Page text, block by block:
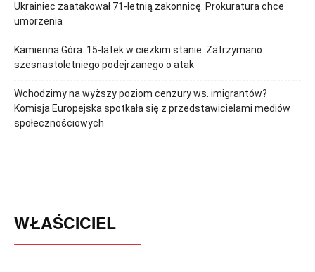
Ukrainiec zaatakował 71-letnią zakonnicę. Prokuratura chce
umorzenia
Kamienna Góra. 15-latek w cieżkim stanie. Zatrzymano
szesnastoletniego podejrzanego o atak
Wchodzimy na wyższy poziom cenzury ws. imigrantów?
Komisja Europejska spotkała się z przedstawicielami mediów
społecznościowych
WŁAŚCICIEL